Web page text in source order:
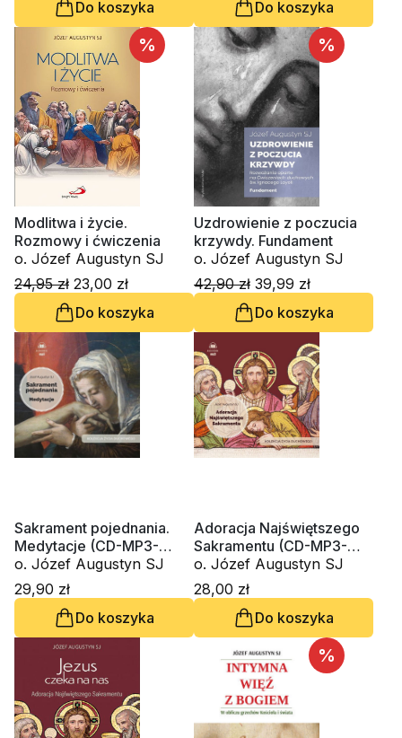
Do koszyka Do koszyka
%
Modlitwa i życie.
Rozmowy i ćwiczenia
o. Józef Augustyn SJ
24,95 zł 23,00 zł
Do koszyka
%
Uzdrowienie z poczucia
krzywdy. Fundament
o. Józef Augustyn SJ
42,90 zł 39,99 zł
Do koszyka
Sakrament pojednania.
Medytacje (CD-MP3-
audiobook)
o. Józef Augustyn SJ
29,90 zł
Do koszyka
Adoracja Najświętszego
Sakramentu (CD-MP3-
audiobook)
o. Józef Augustyn SJ
28,00 zł
Do koszyka
%